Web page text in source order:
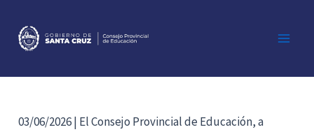
contenido
03/06/2026 | El Consejo Provincial de Educación, a